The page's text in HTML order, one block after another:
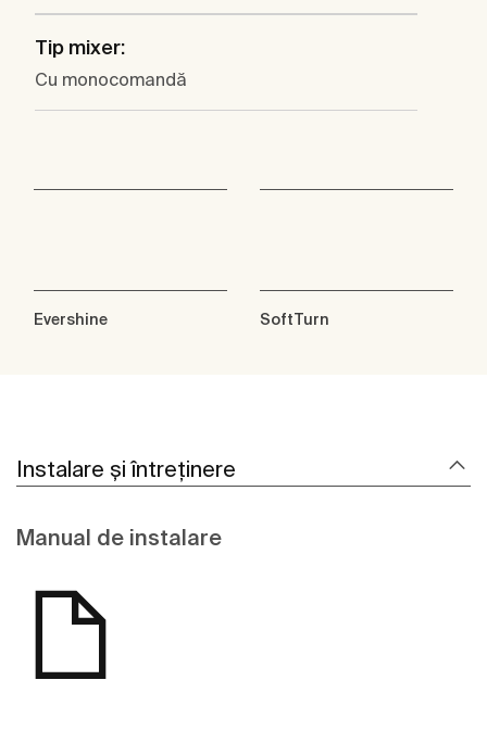
Tip mixer:
Cu monocomandă
Evershine SoftTurn
Instalare și întreținere
Manual de instalare